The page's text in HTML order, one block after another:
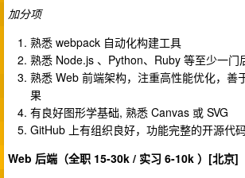
加分项
熟悉 webpack 自动化构建工具
熟悉 Node.js 、Python、Ruby 等至少一门
熟悉 Web 前端架构，注重高性能优化，善
果
有良好图形学基础, 熟悉 Canvas 或 SVG
GitHub 上有组织良好，功能完整的开源代
Web 后端（全职 15-30k / 实习 6-10k ）[北京]